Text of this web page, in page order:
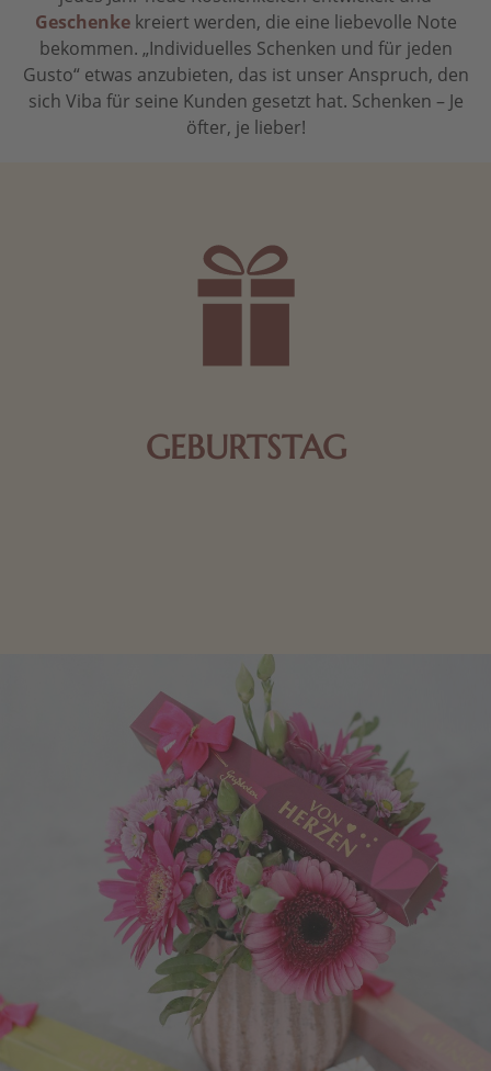
Geschenkekreiert werden, die eine liebevolle Note
bekommen. „Individuelles Schenken und für jeden
Gusto“ etwas anzubieten, das ist unser Anspruch, den
sich Viba für seine Kunden gesetzt hat. Schenken – Je
öfter, je lieber!
GEBURTSTAG